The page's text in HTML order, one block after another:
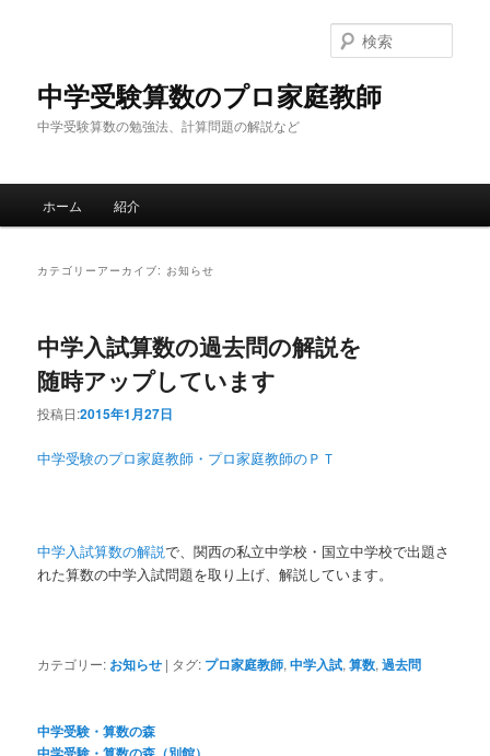
中学受験算数のプロ家庭教師
中学受験算数の勉強法、計算問題の解説など
索
メインコンテンツへ移動
サブコンテンツへ移動
ホーム 紹介
カテゴリーアーカイブ: お知らせ
中学入試算数の過去問の解説を
随時アップしています
投稿日:2015年1月27日
中学受験のプロ家庭教師・プロ家庭教師のＰＴ
中学入試算数の解説で、関西の私立中学校・国立中学校で出題さ
れた算数の中学入試問題を取り上げ、解説しています。
カテゴリー: お知らせ | タグ: プロ家庭教師,中学入試,算数,過去問
中学受験・算数の森